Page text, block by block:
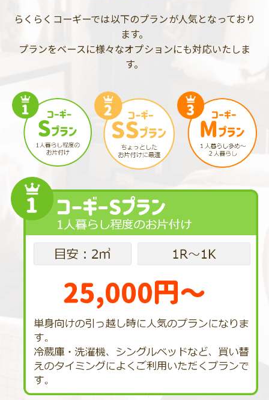
らくらくコーギーでは以下のプランが人気となっており
ます。
プランをベースに様々なオプションにも対応いたしま
す。